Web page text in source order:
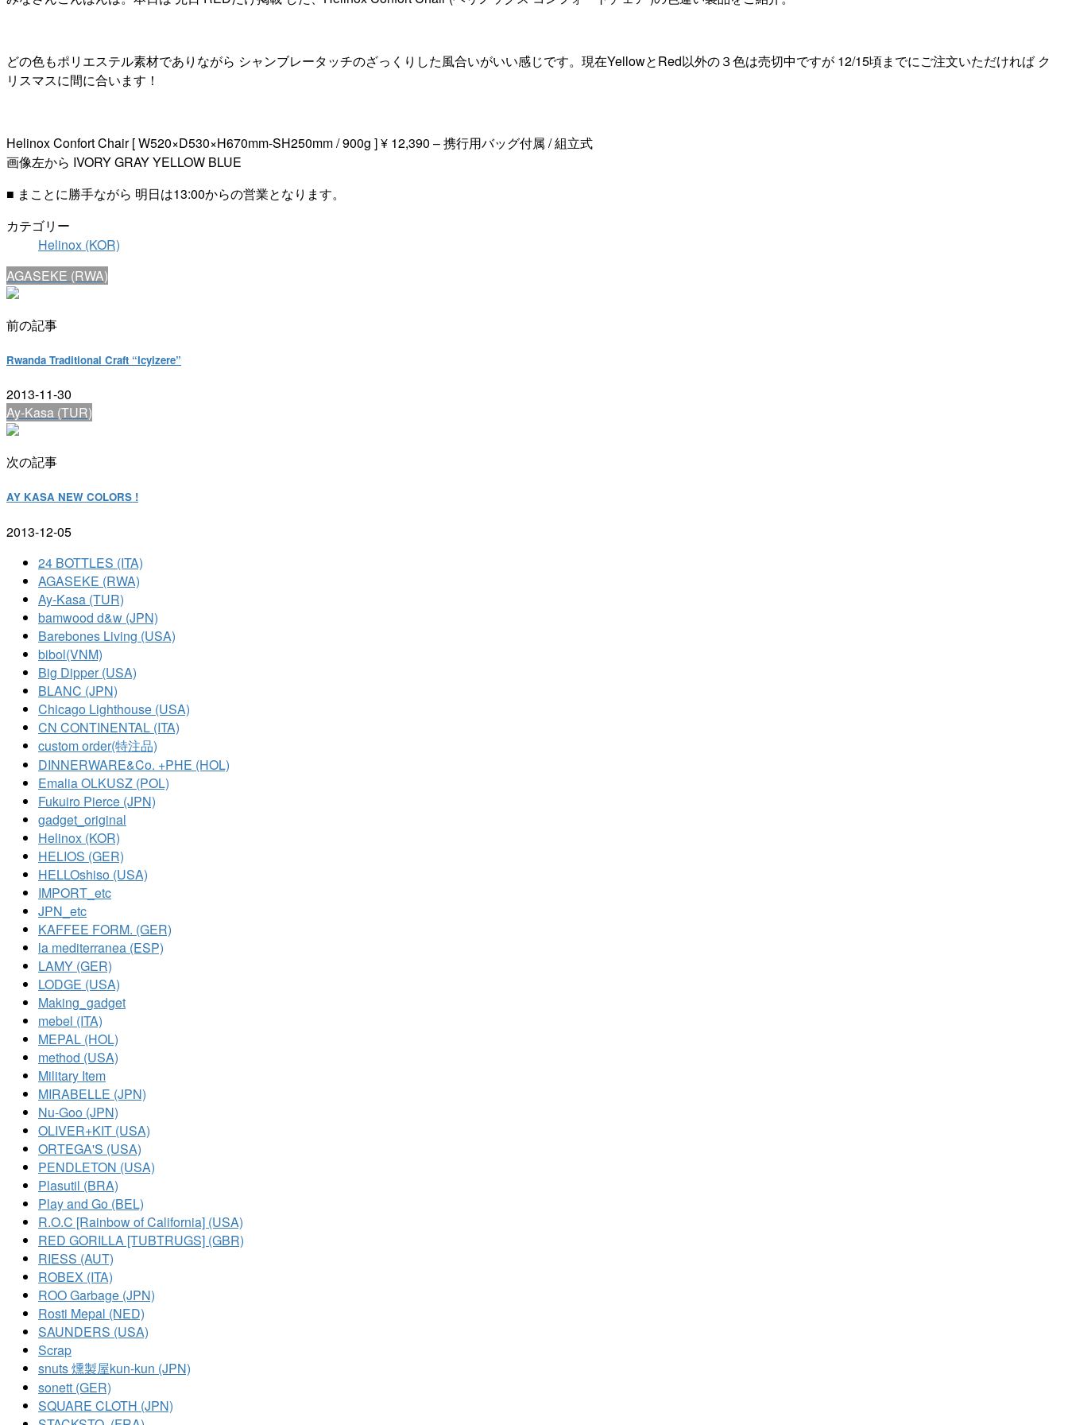
どの色もポリエステル素材でありながら シャンブレータッチのざっくりした風合いがいい感じです。現在YellowとRed以外の３色は売切中ですが 12/15頃までにご注文いただければ ク
リスマスに間に合います！
Helinox Confort Chair [ W520×D530×H670mm-SH250mm / 900g ] ¥ 12,390 – 携行用バッグ付属 / 組立式
画像左から IVORY GRAY YELLOW BLUE
■ まことに勝手ながら 明日は13:00からの営業となります。
カテゴリー
Helinox (KOR)
AGASEKE (RWA)
前の記事
Rwanda Traditional Craft “Icyizere”
2013-11-30
Ay-Kasa (TUR)
次の記事
AY KASA NEW COLORS !
2013-12-05
24 BOTTLES (ITA)
AGASEKE (RWA)
Ay-Kasa (TUR)
bamwood d&w (JPN)
Barebones Living (USA)
bibol(VNM)
Big Dipper (USA)
BLANC (JPN)
Chicago Lighthouse (USA)
CN CONTINENTAL (ITA)
custom order(特注品)
DINNERWARE&Co. +PHE (HOL)
Emalia OLKUSZ (POL)
Fukuiro Pierce (JPN)
gadget_original
Helinox (KOR)
HELIOS (GER)
HELLOshiso (USA)
IMPORT_etc
JPN_etc
KAFFEE FORM. (GER)
la mediterranea (ESP)
LAMY (GER)
LODGE (USA)
Making_gadget
mebel (ITA)
MEPAL (HOL)
method (USA)
Military Item
MIRABELLE (JPN)
Nu-Goo (JPN)
OLIVER+KIT (USA)
ORTEGA'S (USA)
PENDLETON (USA)
Plasutil (BRA)
Play and Go (BEL)
R.O.C [Rainbow of California] (USA)
RED GORILLA [TUBTRUGS] (GBR)
RIESS (AUT)
ROBEX (ITA)
ROO Garbage (JPN)
Rosti Mepal (NED)
SAUNDERS (USA)
Scrap
snuts 燻製屋kun-kun (JPN)
sonett (GER)
SQUARE CLOTH (JPN)